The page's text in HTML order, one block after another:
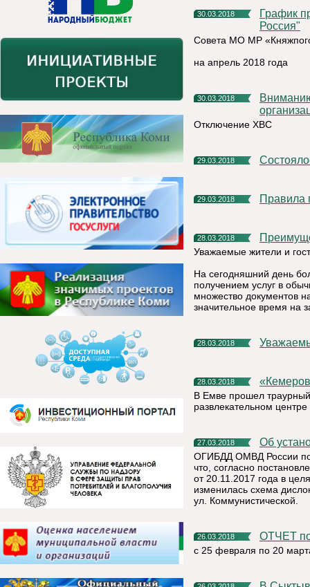
30.03.2018
График приема граждан депутатской группой партии "Единая
Россия"
Совета МО МР
на апрель 2018 года
30.03.2018
Вниманию населения,руководителям предприятий и
Отключение ХВС
29.03.2018
29.03.2018
28.03.2018
Уважаемые жители и
На сегодняшний день
получением услуг в
множество документов
значительное время на
28.03.2018
28.03.2018
В Емве прошел траурный
развлекательном
27.03.2018 Об
ОГИБДД ОМВД России по
что, согласно
от 20.11.2017 года в
изменилась схема
ул. Коммунистической.
26.03.2018 ОТЧЕТ
с 25 февраля по 20